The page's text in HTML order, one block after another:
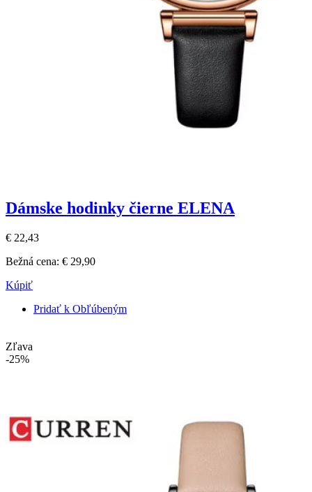
Dámske hodinky čierne ELENA
€ 22,43
Bežná cena: € 29,90
Kúpiť
Pridať k Obľúbeným
Zľava
-25%